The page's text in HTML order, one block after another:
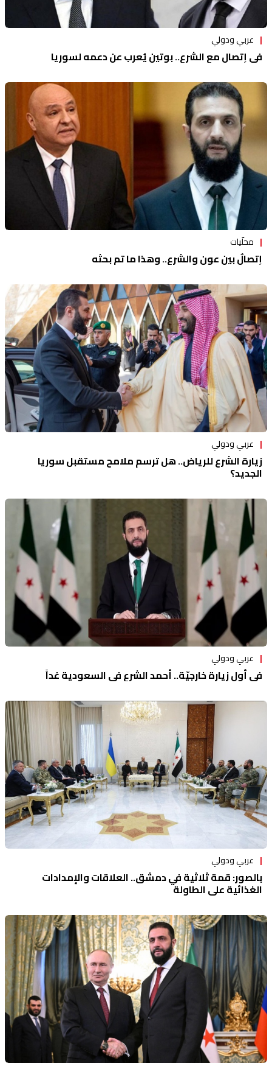
عربي ودولي
في إتصالٍ مع الشرع.. بوتين يُعرب عن دعمه لسوريا
محلّيات
إتصالٌ بين عون والشرع.. وهذا ما تم بحثه
عربي ودولي
زيارة الشرع للرياض.. هل ترسم ملامح مستقبل سوريا
الجديد؟
عربي ودولي
في أول زيارة خارجيّة.. أحمد الشرع في السعودية غداً
عربي ودولي
بالصور: قمة ثلاثية في دمشق.. العلاقات والإمدادات
الغذائية على الطاولة